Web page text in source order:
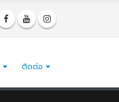
ติดต่อ